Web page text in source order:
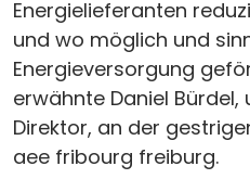
Energielieferanten
und wo möglich und
Energieversorgung
erwähnte Daniel
Direktor, an der
aee fribourg freiburg.